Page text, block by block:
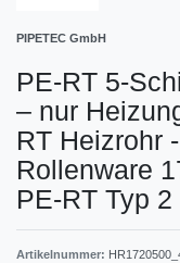
PIPETEC GmbH
PE-RT 5-
– nur
RT Heizrohr
Rollenware
PE-RT Typ 2
Artikelnummer: